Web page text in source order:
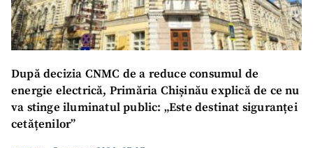
După decizia CNMC de a reduce consumul de
energie electrică, Primăria Chișinău explică de ce nu
va stinge iluminatul public: „Este destinat siguranței
cetățenilor”
Mesajul știrei
+ Mesajul știrei
CONTACT SURSĂ